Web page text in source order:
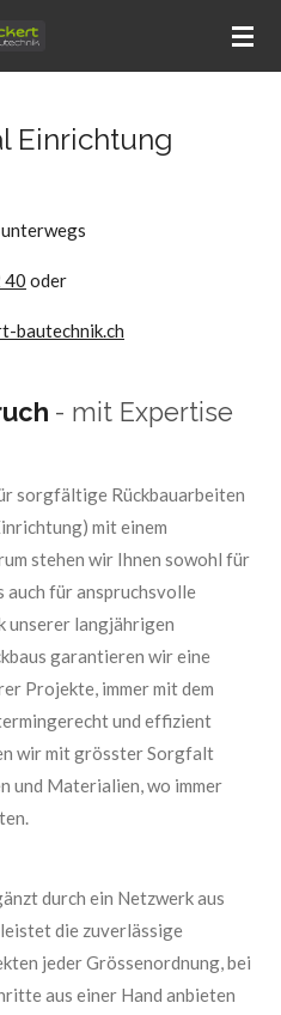
Einrichtung
40 oder
bautechnik.ch
- mit Expertise
sorgfältige Rückbauarbeiten
mit einem
stehen wir Ihnen sowohl für
auch für anspruchsvolle
unserer langjährigen
garantieren wir eine
Projekte, immer mit dem
und effizient
wir mit grösster Sorgfalt
und Materialien, wo immer
durch ein Netzwerk aus
die zuverlässige
jeder Grössenordnung, bei
aus einer Hand anbieten